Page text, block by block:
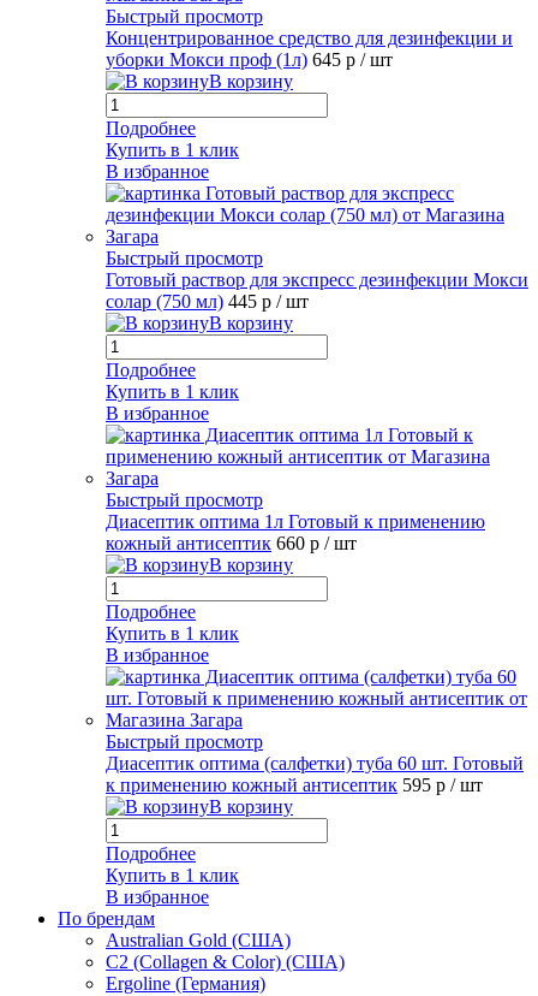
Быстрый просмотр
Концентрированное средство для дезинфекции и
уборки Мокси проф (1л) 645 р / шт
В корзину
Подробнее
Купить в 1 клик
В избранное
Быстрый просмотр
Готовый раствор для экспресс дезинфекции Мокси
солар (750 мл) 445 р / шт
В корзину
Подробнее
Купить в 1 клик
В избранное
Быстрый просмотр
Диасептик оптима 1л Готовый к применению
кожный антисептик 660 р / шт
В корзину
Подробнее
Купить в 1 клик
В избранное
Быстрый просмотр
Диасептик оптима (салфетки) туба 60 шт. Готовый
к применению кожный антисептик 595 р / шт
В корзину
Подробнее
Купить в 1 клик
В избранное
По брендам
Australian Gold (США)
C2 (Collagen & Color) (США)
Ergoline (Германия)